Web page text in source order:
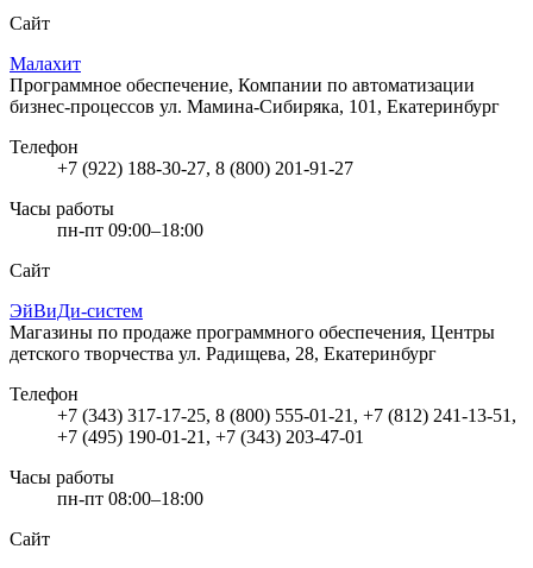
Сайт
Малахит
Программное обеспечение, Компании по автоматизации
бизнес-процессов ул. Мамина-Сибиряка, 101, Екатеринбург
Телефон
+7 (922) 188-30-27, 8 (800) 201-91-27
Часы работы
пн-пт 09:00–18:00
Сайт
ЭйВиДи-систем
Магазины по продаже программного обеспечения, Центры
детского творчества ул. Радищева, 28, Екатеринбург
Телефон
+7 (343) 317-17-25, 8 (800) 555-01-21, +7 (812) 241-13-51,
+7 (495) 190-01-21, +7 (343) 203-47-01
Часы работы
пн-пт 08:00–18:00
Сайт